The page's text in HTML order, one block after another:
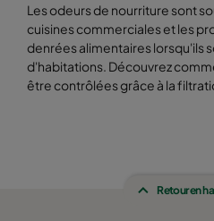
Les odeurs de nourriture sont
cuisines commerciales et les
denrées alimentaires lorsqu'ils
d'habitations. Découvrez
être contrôlées grâce à la
Retour en